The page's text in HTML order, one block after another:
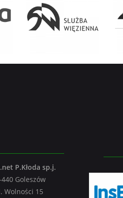
P.Kłoda sp.j.
Goleszów
Wolności 15